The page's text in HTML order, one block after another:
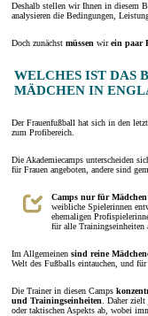
Deshalb stellen wir Ihnen in diesem
analysieren die Bedingungen,
Doch zunächst müssen wirein paar
WELCHES IST DAS
ÄDCHEN IN
Der Frauenfußball hat sich in den
zum Profibereich.
Die Akademiecamps unterscheiden
für Frauen angeboten, andere sind
Camps nur für
weibliche Spielerinnen
ehemaligen
für alle Trainingseinheiten
Im Allgemeinen sind reine
Welt des Fußballs eintauchen, und
Die Trainer in diesen Camps
und Trainingseinheiten . Daher
oder taktischen Aspekts ab, wobei